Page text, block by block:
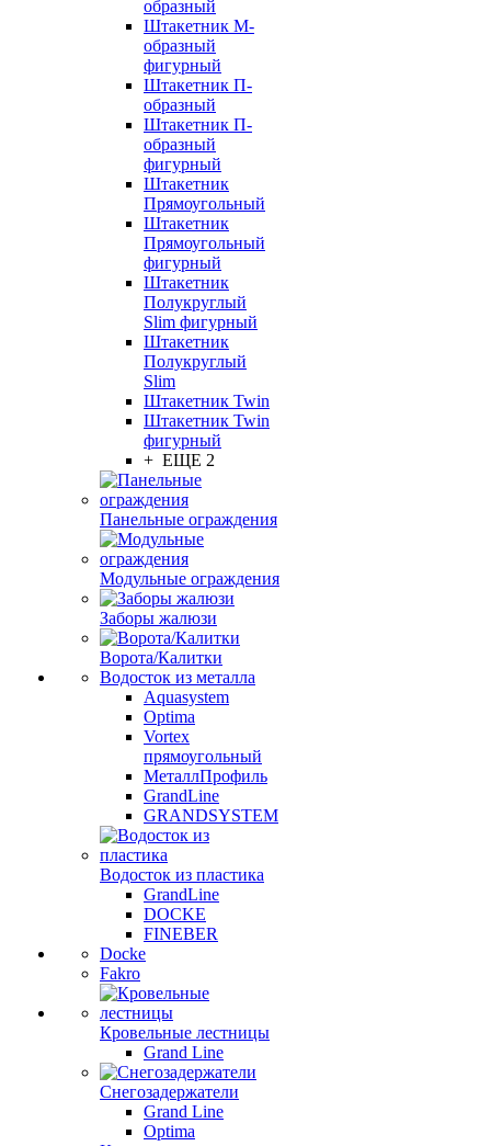
образный
Штакетник М-
образный
фигурный
Штакетник П-
образный
Штакетник П-
образный
фигурный
Штакетник
Прямоугольный
Штакетник
Прямоугольный
фигурный
Штакетник
Полукруглый
Slim фигурный
Штакетник
Полукруглый
Slim
Штакетник Twin
Штакетник Twin
фигурный
+ ЕЩЕ 2
Панельные ограждения
Модульные ограждения
Заборы жалюзи
Ворота/Калитки
Водосток из металла
Aquasystem
Optima
Vortex
прямоугольный
МеталлПрофиль
GrandLine
GRANDSYSTEM
Водосток из пластика
GrandLine
DOCKE
FINEBER
Docke
Fakro
Кровельные лестницы
Grand Line
Снегозадержатели
Grand Line
Optima